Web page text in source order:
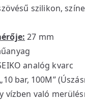
szilikon,
27 mm
analóg kvarc
„10 bar, 100M”
vízben való